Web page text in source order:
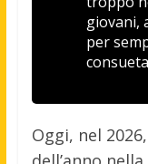
giovani,
per
Oggi, nel